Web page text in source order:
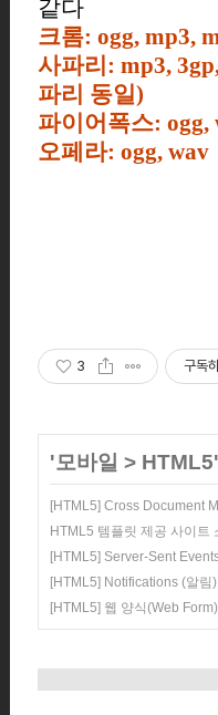
같다
크롬: ogg, mp3,
사파리: mp3,
파리 동일)
파이어폭스: ogg,
오페라: ogg, wav
3 구독
'모바일 > HTML5
[HTML5] Cross Document
HTML5 템플릿 제공 사이트
[HTML5] Server-Sent
[HTML5] Notifications (알림)
[HTML5] 웹 양식(Web